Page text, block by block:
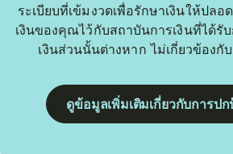
ระเบียบที่เข้มงวดเพื่อรักษาเงินให้ปลอ
เงินของคุณไว้กับสถาบันการเงินที่ได้รั
เงินส่วนนั้นต่างหาก ไม่เกี่ยวข้องกั
ดูข้อมูลเพิ่มเติมเกี่ยวกับการปก